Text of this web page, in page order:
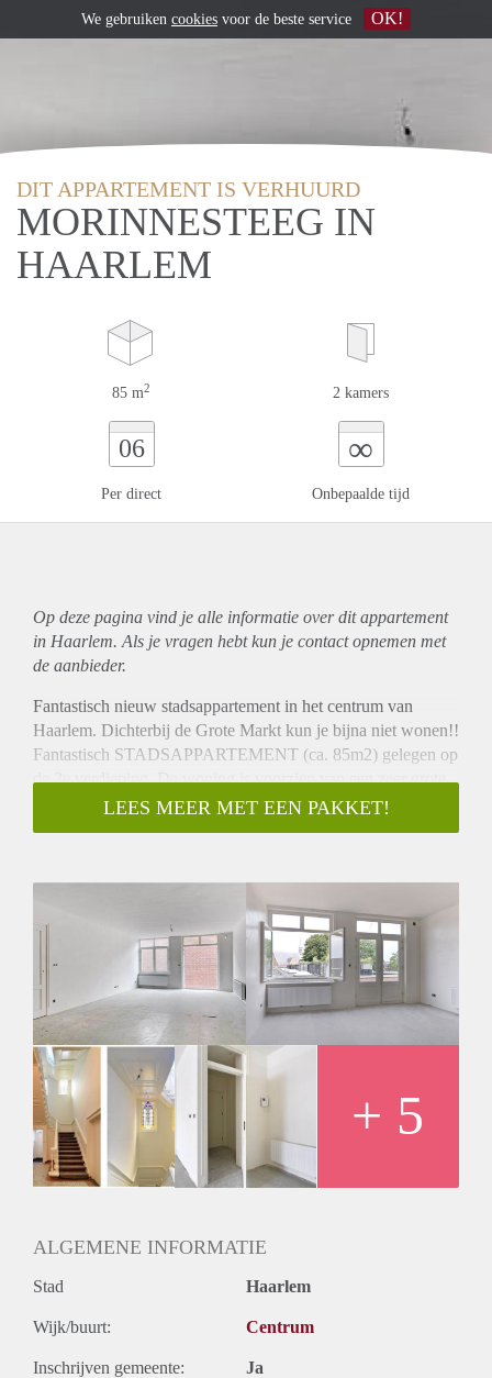
DIT APPARTEMENT IS VERHUURD
MORINNESTEEG IN
HAARLEM
85 m2 2 kamers
06
Per direct
∞
Onbepaalde tijd
Op deze pagina vind je alle informatie over ditappartement
in Haarlem. Als je vragen hebt kun je contact opnemen met
de aanbieder.
Fantastisch nieuw stadsappartement in het centrum van
Haarlem. Dichterbij de Grote Markt kun je bijna niet wonen!!
Fantastisch STADSAPPARTEMENT (ca. 85m2) gelegen op
de 2e verdieping. De woning is voorzien van een zeer grote
living met openslaande deuren naar een balkon. Het
appartement heeft 1 ruime slaapkamer met Frans balkon.
STADSAPPARTEMENTEN worden op de hoek van de
Smedestraat en de Morinnesteeg gerealiseerd. Het
kleinschalige complex beschikt over een LIFT. Het
trappenhuis van de Toneelschuur is groots en authentiek en
geeft een zeer stijlvolle allure aan dit gebouw!
Bijzonderheden:
* Voor indeling en maatvoering zie kleurenplattegrond
* Woonoppervlakte circa 85m2
* In het hart van Haarlem gelegen
* Complex bevat een Lift
* Oplevering gestoffeerd.
LEES MEER MET EEN PAKKET!
+ 5
ALGEMENE INFORMATIE
Stad Haarlem
Wijk/buurt: Centrum
Inschrijven gemeente: Ja
We gebruiken cookies voor de beste service OK!